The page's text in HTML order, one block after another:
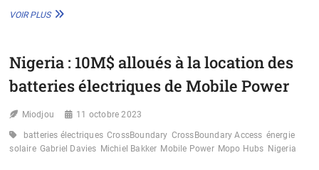
VOIR PLUSTCHAD
UN
DE
À
ENERGIE
POUR
Nigeria : 10M$ alloués à la location des
batteries électriques de Mobile Power
Miodjou 11 octobre 2023
batteries électriques CrossBoundary CrossBoundary Access énergie
solaire Gabriel Davies Michiel Bakker Mobile Power Mopo Hubs Nigeria